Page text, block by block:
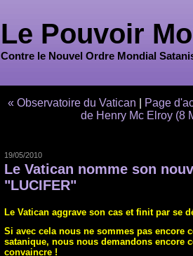
Le Pouvoir
Contre le Nouvel Ordre Mondial
« Observatoire du Vatican Page
de Henry Mc Elroy (8
19/05/2010
Le Vatican nomme son
"LUCIFER"
Le Vatican aggrave son cas et finit par se
Si avec cela nous ne sommes pas encore
satanique, nous nous demandons encore
convaincre !